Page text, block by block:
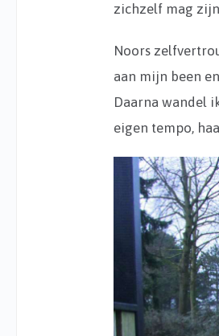
zichzelf mag
Noors
aan mijn been
Daarna wandel
eigen tempo,